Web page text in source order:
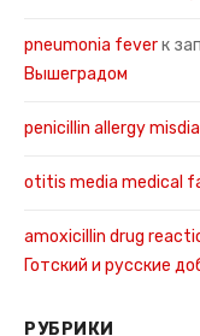
pneumonia feverк
Вышеградом
penicillin allergy
otitis media medical
amoxicillin drug
Готский и русские
РУБРИКИ